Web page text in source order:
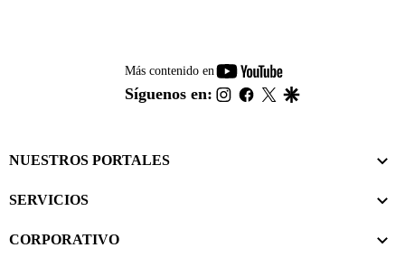
Más contenido en
youtube-
footer
Síguenos en: instagram
facebook
twitter
NUESTROS PORTALES
SERVICIOS
CORPORATIVO